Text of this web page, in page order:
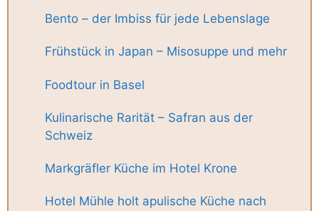
Bento – der Imbiss für jede Lebenslage
Frühstück in Japan – Misosuppe und mehr
Foodtour in Basel
Kulinarische Rarität – Safran aus der
Schweiz
Markgräfler Küche im Hotel Krone
Hotel Mühle holt apulische Küche nach